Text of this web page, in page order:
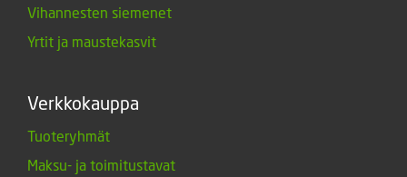
Vihannesten siemenet
Yrtit ja maustekasvit
Verkkokauppa
Tuoteryhmät
Maksu- ja toimitustavat